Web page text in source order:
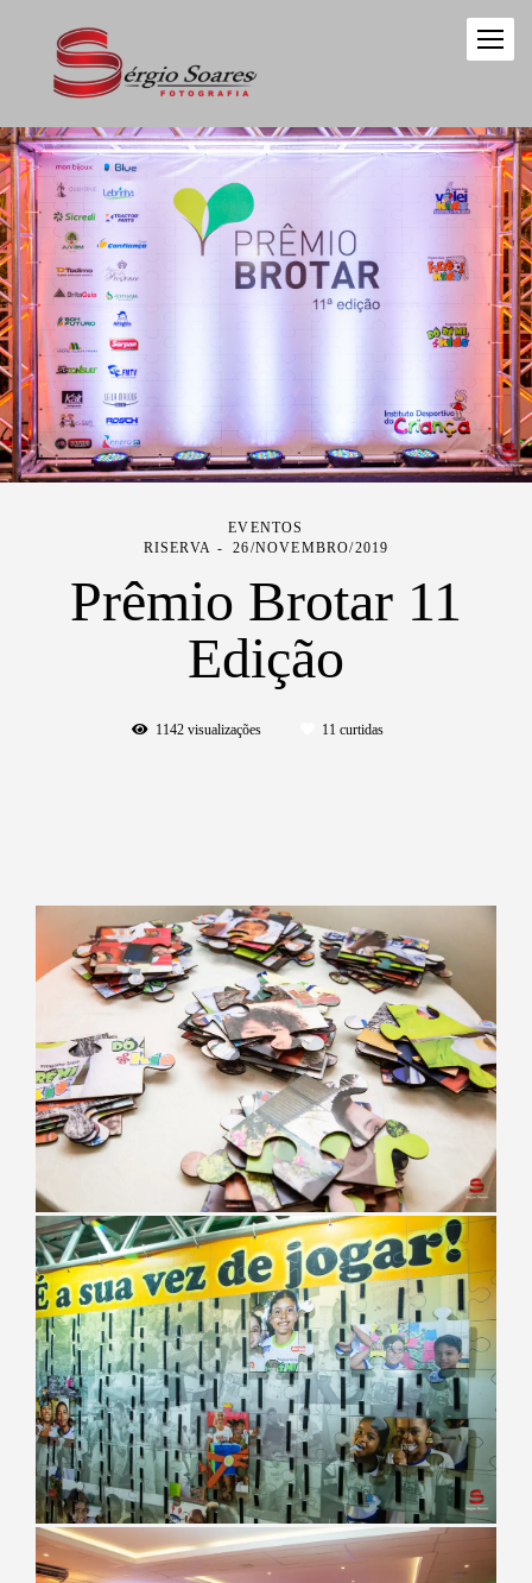
EVENTOS
RISERVA
26/NOVEMBRO/2019
Prêmio Brotar 11
Edição
1142visualizações 11 curtidas